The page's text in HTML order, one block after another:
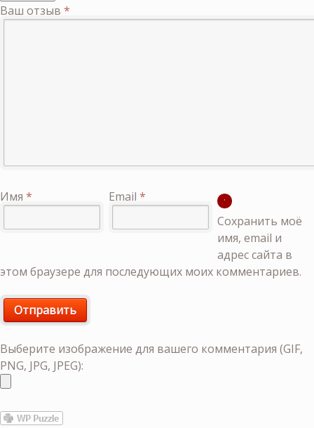
Ваш отзыв *
Имя * Email *
Сохранить моё
имя, email и
адрес сайта в
этом браузере для последующих моих комментариев.
Выберите изображение для вашего комментария (GIF,
PNG, JPG, JPEG):